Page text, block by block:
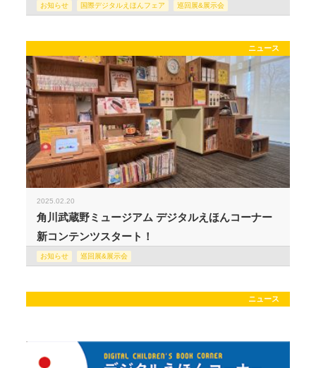
お知らせ 国際デジタルえほんフェア 巡回展&展示会
ニュース
2025.02.20
角川武蔵野ミュージアム デジタルえほんコーナー
新コンテンツスタート！
お知らせ 巡回展&展示会
ニュース